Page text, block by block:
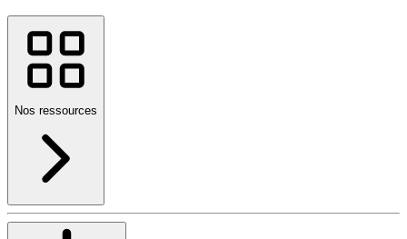
Nos ressources